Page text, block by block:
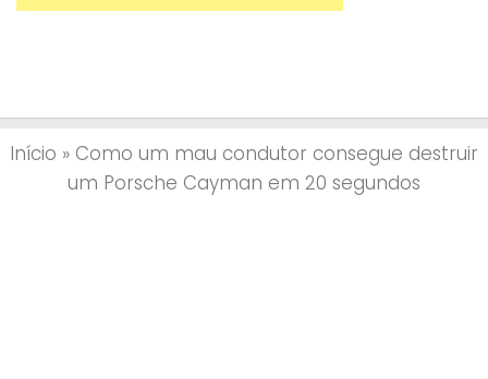
Início » Como um mau condutor consegue destruir
um Porsche Cayman em 20 segundos